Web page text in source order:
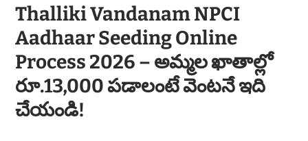
Thalliki Vandanam NPCI
Aadhaar Seeding Online
Process 2026 – అమ్మల ఖాతాల్లో
రూ.13,000 పడాలంటే వెంటనే ఇది
చేయండి!